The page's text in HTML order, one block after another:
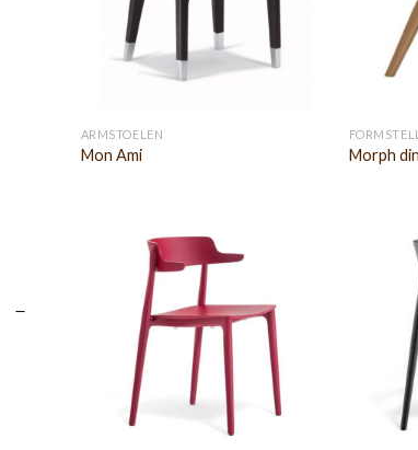
ARMSTOELEN
Mon Ami Morph